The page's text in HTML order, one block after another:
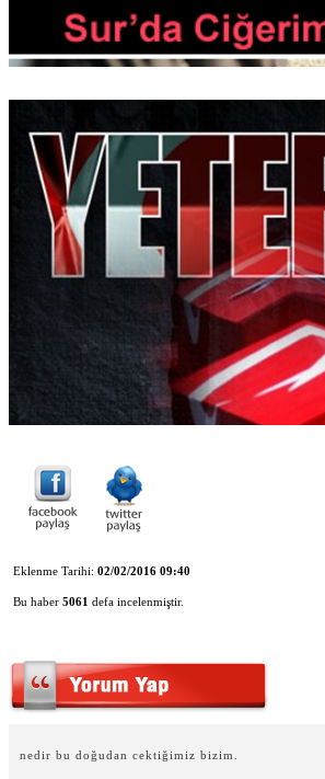
Eklenme Tarihi: 02/02/2016 09:40
Bu haber 5061 defa incelenmiştir.
nedir bu doğudan cektiğimiz bizim.